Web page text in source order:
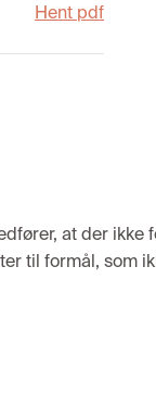
Hent pdf
at der ikke
til formål, som